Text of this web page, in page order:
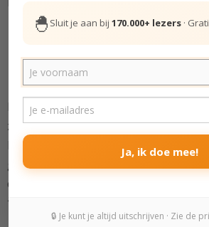
Echt geluk vinden in jezelf
Hoe kun je gelukkig zijn,
zelfs als het leven niet
loopt zoals je wilt? Door je
geluk los te koppelen van
de externe wereld en
te vinden in jezelf
🐣 Sluit je aan bij 170.000+ lezers ·
Ja, ik doe mee!
🔒 Je kunt je altijd uitschrijven · Zie de